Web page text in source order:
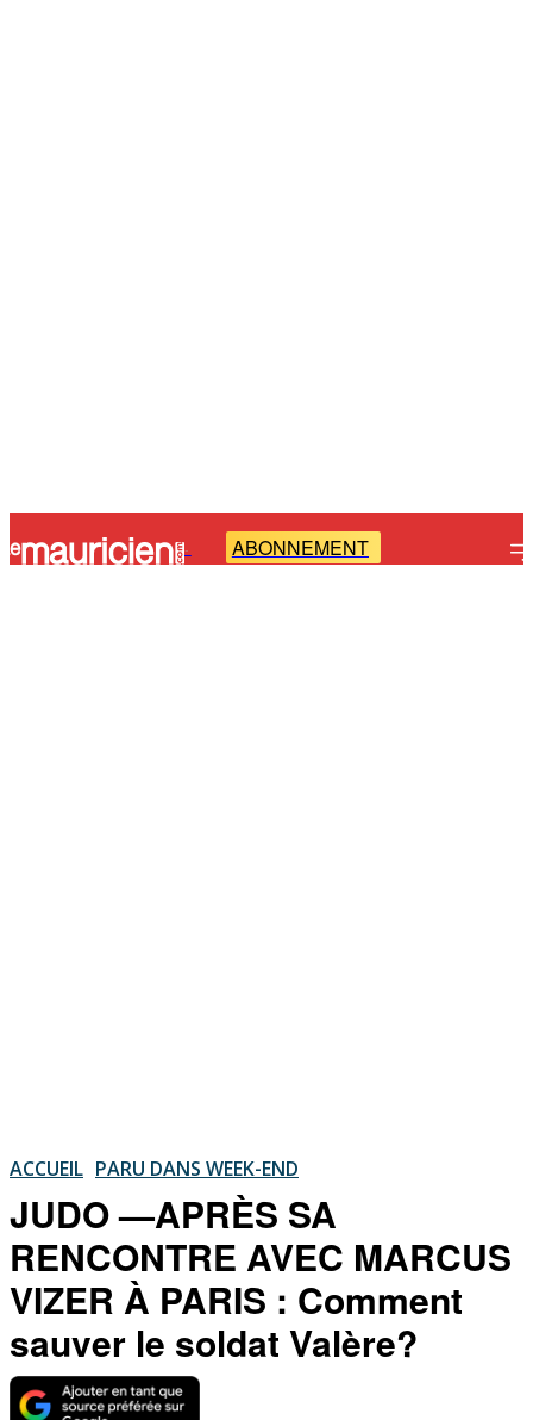
- ABONNEMENT
ACCUEIL PARU DANS WEEK-END
JUDO —APRÈS SA
RENCONTRE AVEC MARCUS
VIZER À PARIS : Comment
sauver le soldat Valère?